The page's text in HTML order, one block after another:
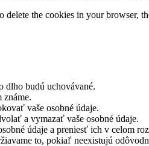
the cookies in your browser,
dlho budú uchovávané.
známe.
vaše osobné údaje.
a vymazať vaše osobné údaje.
údaje a preniesť ich v celom
to, pokiaľ neexistujú